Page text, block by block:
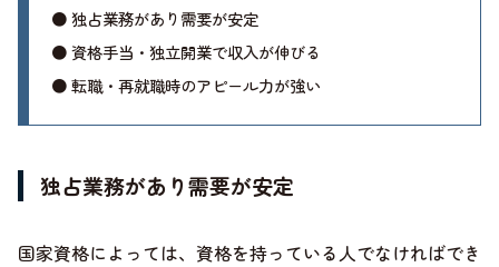
● 独占業務があり需要が安定
● 資格手当・独立開業で収入が伸びる
● 転職・再就職時のアピール力が強い
独占業務があり需要が安定
国家資格によっては、資格を持っている人でなければでき